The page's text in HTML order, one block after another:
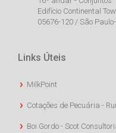
Edifício Continental
05676-120 / São
Links Úteis
MilkPoint
Cotações de Pecuária -
Boi Gordo - Scot